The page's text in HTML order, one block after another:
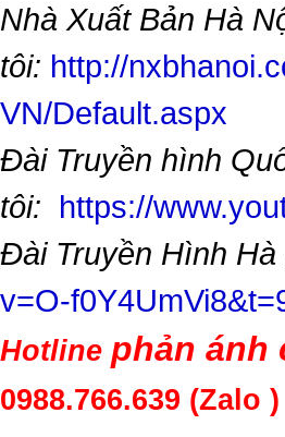
Nhà Xuất Bản Hà
tôi: http://
VN/Default.aspx
Đài Truyền hình
tôi: https://
Đài Truyền Hình
v=O-
Hotline phản ánh
0988.766.639 (Zalo )